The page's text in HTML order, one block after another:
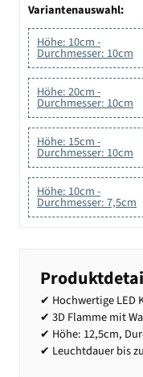
Variantenauswahl:
Höhe: 10cm -
Durchmesser: 10cm
Höhe: 20cm -
Durchmesser: 10cm
Höhe: 15cm -
Durchmesser: 10cm
Höhe: 10cm -
Durchmesser: 7,5cm
✔ Hochwertige LED
✔ 3D Flamme mit
✔ Höhe: 12,5cm,
✔ Leuchtdauer bis